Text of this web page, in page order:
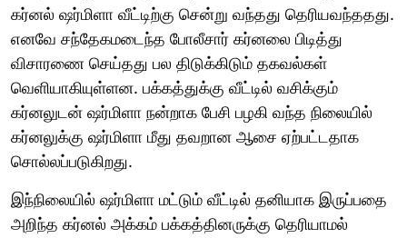
கர்னல் ஷர்மிளா வீட்டிற்கு சென்று வந்தது தெரியவந்ததது.
எனவே சந்தேகமடைந்த போலீசார் கர்னலை பிடித்து
விசாரணை செய்தது பல திடுக்கிடும் தகவல்கள்
வெளியாகியுள்ளன. பக்கத்துக்கு வீட்டில் வசிக்கும்
கர்னலுடன் ஷர்மிளா நன்றாக பேசி பழகி வந்த நிலையில்
கர்னலுக்கு ஷர்மிளா மீது தவறான ஆசை ஏற்பட்டதாக
சொல்லப்படுகிறது.
இந்நிலையில் ஷர்மிளா மட்டும் வீட்டில் தனியாக இருப்பதை
அறிந்த கர்னல் அக்கம் பக்கத்தினருக்கு தெரியாமல்